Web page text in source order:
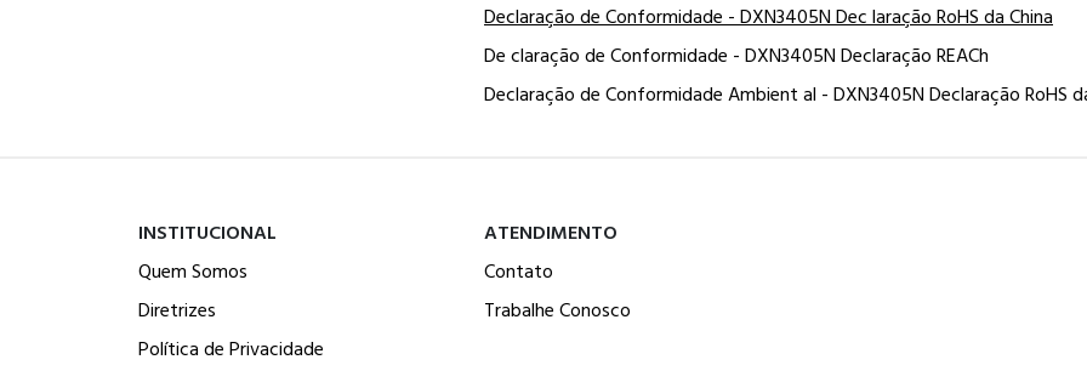
Declaração de Conformidade - DXN3405N Dec laração RoHS da China
De claração de Conformidade - DXN3405N Declaração REACh
Declaração de Conformidade Ambient al - DXN3405N Declaração RoHS
INSTITUCIONAL
Quem Somos
Diretrizes
Política de Privacidade
ATENDIMENTO
Contato
Trabalhe Conosco